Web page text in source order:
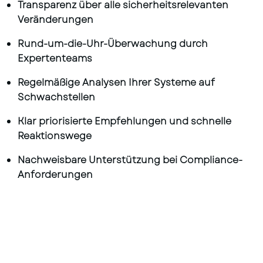
Transparenz über alle sicherheitsrelevanten
Veränderungen
Rund-um-die-Uhr-Überwachung durch
Expertenteams
Regelmäßige Analysen Ihrer Systeme auf
Schwachstellen
Klar priorisierte Empfehlungen und schnelle
Reaktionswege
Nachweisbare Unterstützung bei Compliance-
Anforderungen